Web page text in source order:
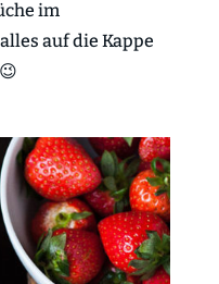
im
auf die Kappe